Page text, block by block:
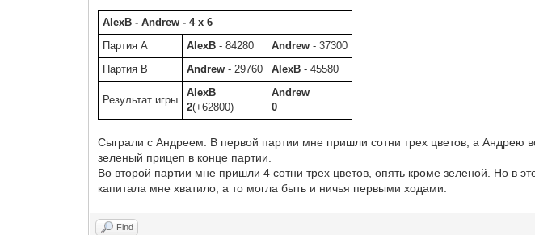
AlexB - Andrew - 4 x 6
Партия A
AlexB - 84280 Andrew - 37300
Партия B
Andrew - 29760 AlexB - 45580
Результат игры
AlexB
2(+62800)
Andrew
0
Сыграли с Андреем. В первой партии мне пришли сотни трех цветов, а Андрею
зеленый прицеп в конце партии.
Во второй партии мне пришли 4 сотни трех цветов, опять кроме зеленой. Но в
капитала мне хватило, а то могла быть и ничья первыми ходами.
Find